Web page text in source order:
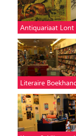
Antiquariaat Lont
Literaire